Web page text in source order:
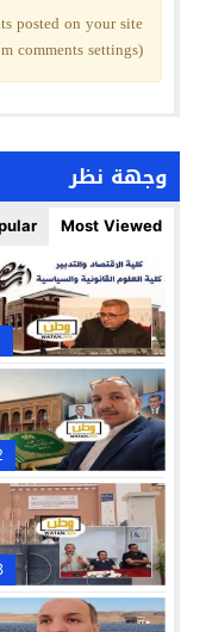
posted on your site
comments settings)
وجهة نظر
Most Viewed